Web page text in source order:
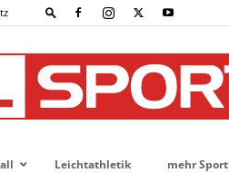
Leichtathletik mehr Sport